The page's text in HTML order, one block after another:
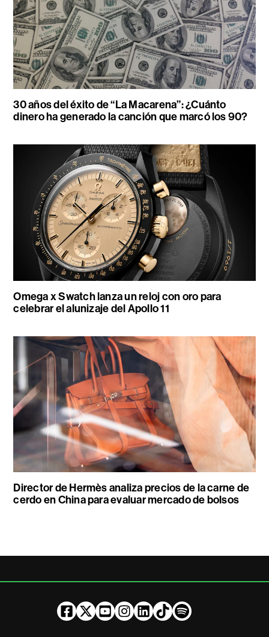
30 años del éxito de “La Macarena”: ¿Cuánto
dinero ha generado la canción que marcó los 90?
Omega x Swatch lanza un reloj con oro para
celebrar el alunizaje del Apollo 11
Director de Hermès analiza precios de la carne de
cerdo en China para evaluar mercado de bolsos